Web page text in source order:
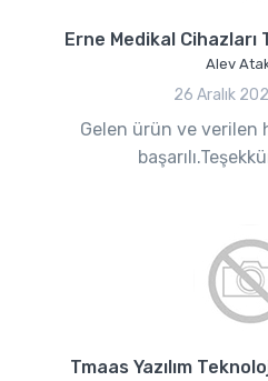
Erne Medikal Cihazları
Alev
26 Aralık
Gelen ürün ve verilen
Tmaas Yazılım